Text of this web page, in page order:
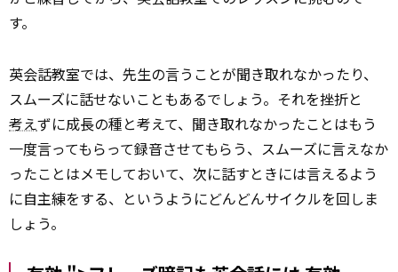
す。
英会話教室では、先生の言うことが聞き取れなかったり、
スムーズに話せないこともあるでしょう。それを挫折と
考えずに成長の種と考えて、聞き取れなかったことはもう
一度言ってもらって録音させてもらう、スムーズに言えなか
ったことはメモしておいて、次に話すときには言えるよう
に自主練をする、というようにどんどんサイクルを回しま
しょう。